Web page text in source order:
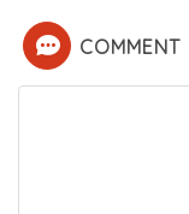
COMMENT